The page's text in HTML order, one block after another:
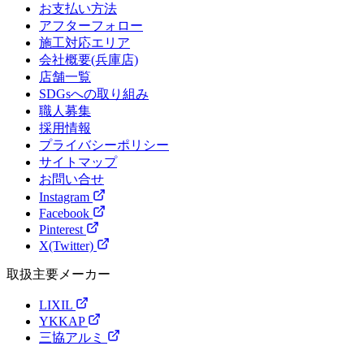
お支払い方法
アフターフォロー
施工対応エリア
会社概要(兵庫店)
店舗一覧
SDGsへの取り組み
職人募集
採用情報
プライバシーポリシー
サイトマップ
お問い合せ
Instagram
Facebook
Pinterest
X(Twitter)
取扱主要メーカー
LIXIL
YKKAP
三協アルミ